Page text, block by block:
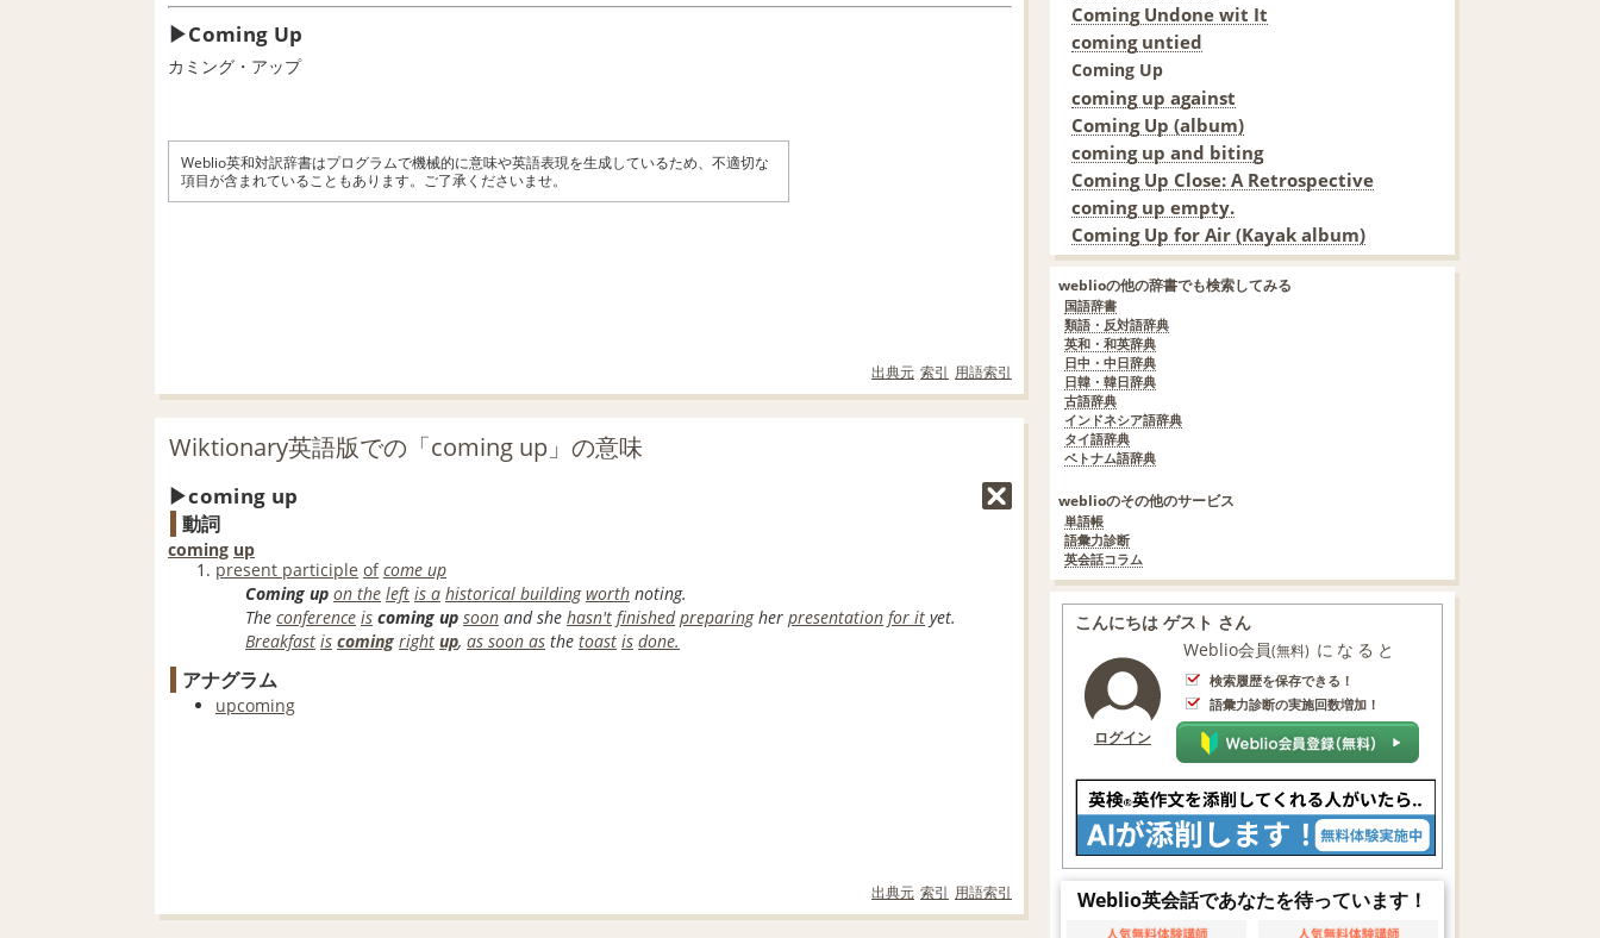
Coming Up
カミング・アップ
Weblio英和対訳辞書はプログラムで機械的に意味や英語表現を生成しているため、不適切な
項目が含まれていることもあります。ご了承くださいませ。
出典元 索引 用語索引
Wiktionary英語版での「coming up」の意味
coming up
動詞
coming up
present participle of come up
Coming up on the left is a historical building worth noting.
The conference is coming up soon and she hasn't finished preparingher presentation for it yet.
Breakfast is coming right up, as soon as the toast is done.
アナグラム
upcoming
出典元 索引 用語索引
Coming Undone wit It
coming untied
Coming Up
coming up against
Coming Up (album)
coming up and biting
Coming Up Close: A Retrospective
coming up empty.
Coming Up for Air (Kayak album)
weblioの他の辞書でも検索してみる
国語辞書
類語・反対語辞典
英和・和英辞典
日中・中日辞典
日韓・韓日辞典
古語辞典
インドネシア語辞典
タイ語辞典
ベトナム語辞典
weblioのその他のサービス
単語帳
語彙力診断
英会話コラム
こんにちは ゲスト さん
ログイン
Weblio会員(無料) になると
検索履歴を保存できる！
語彙力診断の実施回数増加！
Weblio英会話であなたを待っています！